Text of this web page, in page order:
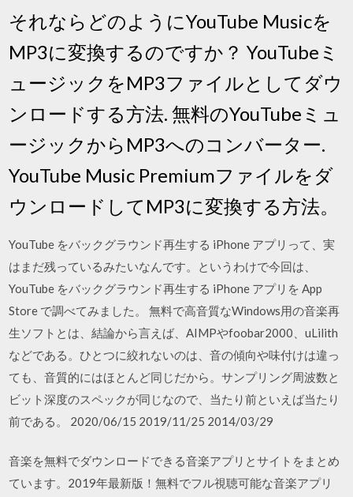
それならどのようにYouTube Musicを
MP3に変換するのですか？ YouTubeミ
ュージックをMP3ファイルとしてダウ
ンロードする方法. 無料のYouTubeミュ
ージックからMP3へのコンバーター.
YouTube Music Premiumファイルをダ
ウンロードしてMP3に変換する方法。
YouTube をバックグラウンド再生する iPhone アプリって、実
はまだ残っているみたいなんです。というわけで今回は、
YouTube をバックグラウンド再生する iPhone アプリを App
Store で調べてみました。 無料で高音質なWindows用の音楽再
生ソフトとは、結論から言えば、AIMPやfoobar2000、uLilith
などである。ひとつに絞れないのは、音の傾向や味付けは違っ
ても、音質的にはほとんど同じだから。サンプリング周波数と
ビット深度のスペックが同じなので、当たり前といえば当たり
前である。 2020/06/15 2019/11/25 2014/03/29
音楽を無料でダウンロードできる音楽アプリとサイトをまとめ
ています。2019年最新版！無料でフル視聴可能な音楽アプリ